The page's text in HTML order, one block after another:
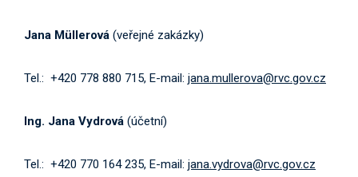
Jana Müllerová (veřejné zakázky)
Tel.: +420 778 880 715, E-mail: jana.mullerova@rvc.gov.cz
Ing. Jana Vydrová (účetní)
Tel.: +420 770 164 235, E-mail: jana.vydrova@rvc.gov.cz